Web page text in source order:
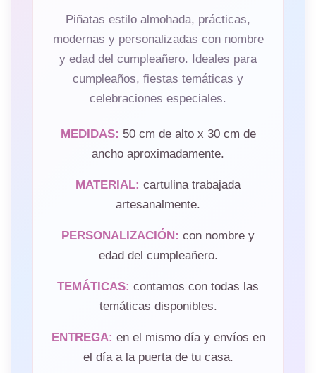
Piñatas estilo almohada, prácticas,
modernas y personalizadas con nombre
y edad del cumpleañero. Ideales para
cumpleaños, fiestas temáticas y
celebraciones especiales.
MEDIDAS: 50 cm de alto x 30 cm de
ancho aproximadamente.
MATERIAL: cartulina trabajada
artesanalmente.
PERSONALIZACIÓN: con nombre y
edad del cumpleañero.
TEMÁTICAS: contamos con todas las
temáticas disponibles.
ENTREGA: en el mismo día y envíos en
el día a la puerta de tu casa.